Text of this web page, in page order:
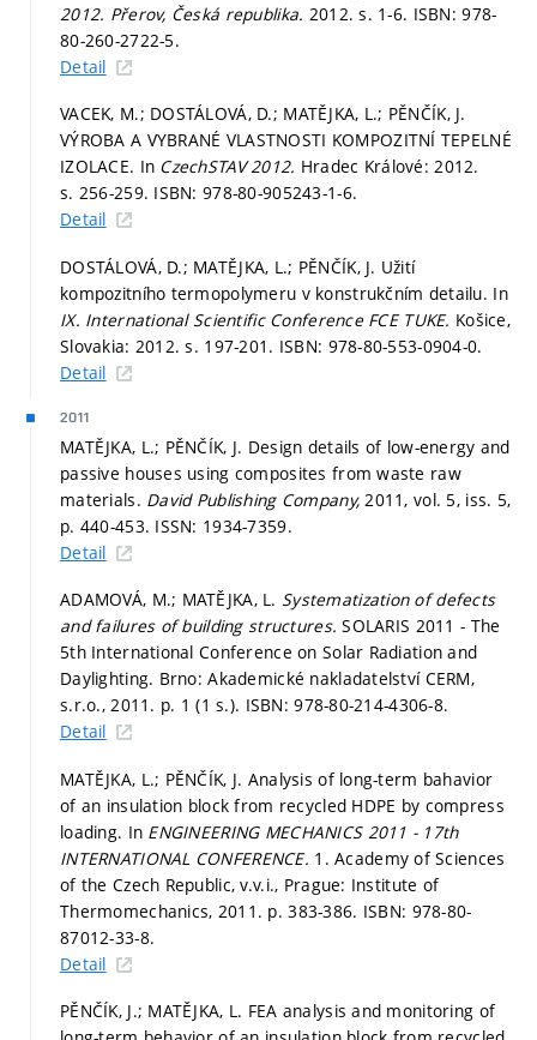
2012. Přerov, Česká republika. 2012.s. 1-6. ISBN: 978-
80-260-2722-5.
Detail
VACEK, M.; DOSTÁLOVÁ, D.; MATĚJKA, L.; PĚNČÍK, J.
VÝROBA A VYBRANÉ VLASTNOSTI KOMPOZITNÍ TEPELNÉ
IZOLACE. In CzechSTAV 2012. Hradec Králové: 2012.
s. 256-259. ISBN: 978-80-905243-1-6.
Detail
DOSTÁLOVÁ, D.; MATĚJKA, L.; PĚNČÍK, J. Užití
kompozitního termopolymeru v konstrukčním detailu. In
IX. International Scientific Conference FCE TUKE. Košice,
Slovakia: 2012.s. 197-201. ISBN: 978-80-553-0904-0.
Detail
2011
MATĚJKA, L.; PĚNČÍK, J. Design details of low-energy and
passive houses using composites from waste raw
materials. David Publishing Company, 2011, vol. 5, iss. 5,
p. 440-453. ISSN: 1934-7359.
Detail
ADAMOVÁ, M.; MATĚJKA, L. Systematization of defects
and failures of building structures.SOLARIS 2011 - The
5th International Conference on Solar Radiation and
Daylighting. Brno: Akademické nakladatelství CERM,
s.r.o., 2011. p. 1 (1 s.). ISBN: 978-80-214-4306-8.
Detail
MATĚJKA, L.; PĚNČÍK, J. Analysis of long-term bahavior
of an insulation block from recycled HDPE by compress
loading. In ENGINEERING MECHANICS 2011 - 17th
INTERNATIONAL CONFERENCE. 1. Academy of Sciences
of the Czech Republic, v.v.i., Prague: Institute of
Thermomechanics, 2011. p. 383-386. ISBN: 978-80-
87012-33-8.
Detail
PĚNČÍK, J.; MATĚJKA, L. FEA analysis and monitoring of